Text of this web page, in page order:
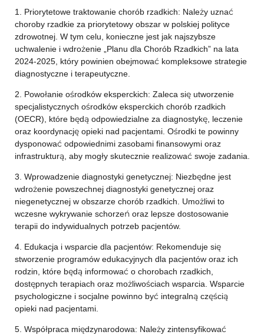
1. Priorytetowe traktowanie chorób rzadkich: Należy uznać
choroby rzadkie za priorytetowy obszar w polskiej polityce
zdrowotnej. W tym celu, konieczne jest jak najszybsze
uchwalenie i wdrożenie „Planu dla Chorób Rzadkich” na lata
2024-2025, który powinien obejmować kompleksowe strategie
diagnostyczne i terapeutyczne.
2. Powołanie ośrodków eksperckich: Zaleca się utworzenie
specjalistycznych ośrodków eksperckich chorób rzadkich
(OECR), które będą odpowiedzialne za diagnostykę, leczenie
oraz koordynację opieki nad pacjentami. Ośrodki te powinny
dysponować odpowiednimi zasobami finansowymi oraz
infrastrukturą, aby mogły skutecznie realizować swoje zadania.
3. Wprowadzenie diagnostyki genetycznej: Niezbędne jest
wdrożenie powszechnej diagnostyki genetycznej oraz
niegenetycznej w obszarze chorób rzadkich. Umożliwi to
wczesne wykrywanie schorzeń oraz lepsze dostosowanie
terapii do indywidualnych potrzeb pacjentów.
4. Edukacja i wsparcie dla pacjentów: Rekomenduje się
stworzenie programów edukacyjnych dla pacjentów oraz ich
rodzin, które będą informować o chorobach rzadkich,
dostępnych terapiach oraz możliwościach wsparcia. Wsparcie
psychologiczne i socjalne powinno być integralną częścią
opieki nad pacjentami.
5. Współpraca międzynarodowa: Należy zintensyfikować